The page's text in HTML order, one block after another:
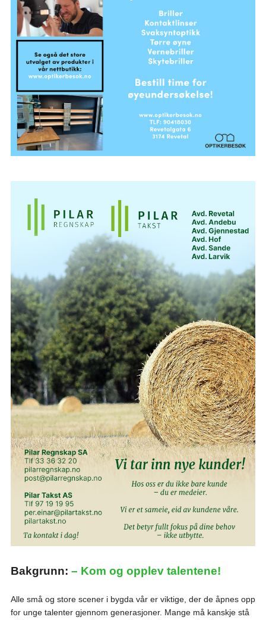
Bakgrunn: – Kom og opplev talentene!
Alle små og store scener i bygda vår er viktige, der de åpnes opp
for unge talenter gjennom generasjoner. Mange må kanskje stå